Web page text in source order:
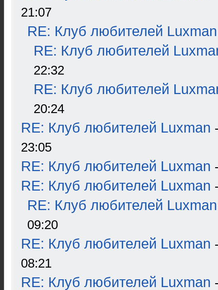
21:07
RE: Клуб любителей Luxman
RE: Клуб любителей
22:32
RE: Клуб любителей
20:24
RE: Клуб любителей Luxman
23:05
RE: Клуб любителей Luxman
RE: Клуб любителей Luxman
RE: Клуб любителей Luxman
09:20
RE: Клуб любителей Luxman
08:21
RE: Клуб любителей Luxman